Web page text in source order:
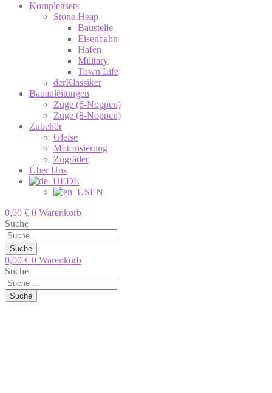
Komplettsets
Stone Heap
Baustelle
Eisenbahn
Hafen
Military
Town Life
derKlassiker
Bauanleitungen
Züge (6-Noppen)
Züge (8-Noppen)
Zubehör
Gleise
Motorisierung
Zugräder
Über Uns
DE
EN
0,00 € 0 Warenkorb
Suche
Suche
0,00 € 0 Warenkorb
Suche
Suche